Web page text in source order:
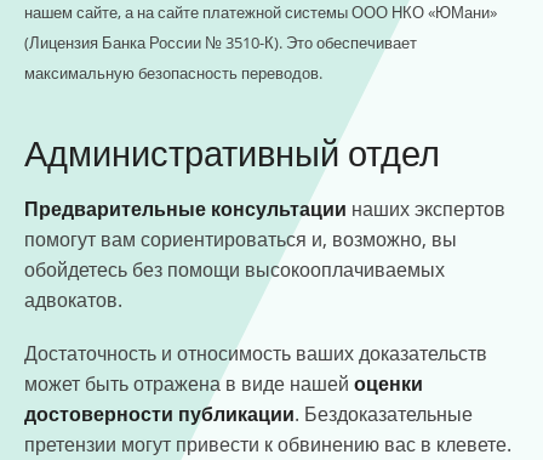
нашем сайте, а на сайте платежной системы ООО НКО «ЮМани»
(Лицензия Банка России № 3510-К). Это обеспечивает
максимальную безопасность переводов.
Административный отдел
Предварительные консультации наших экспертов
помогут вам сориентироваться и, возможно, вы
обойдетесь без помощи высокооплачиваемых
адвокатов.
Достаточность и относимость ваших доказательств
может быть отражена в виде нашей оценки
достоверности публикации. Бездоказательные
претензии могут привести к обвинению вас в клевете.